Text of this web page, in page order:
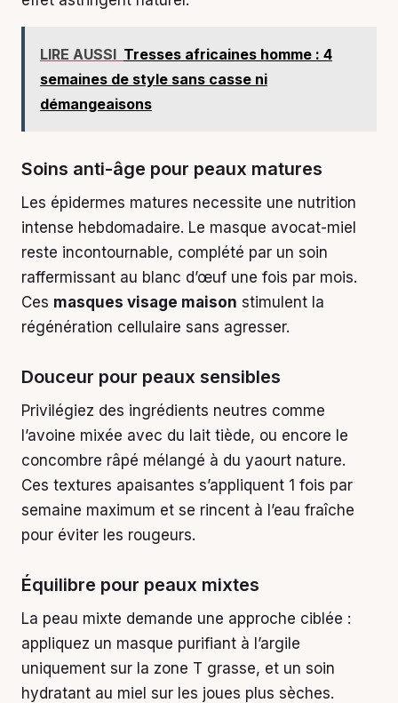
LIRE AUSSI Tresses africaines homme : 4
semaines de style sans casse ni
démangeaisons
Soins anti-âge pour peaux matures
Les épidermes matures necessite une nutrition
intense hebdomadaire. Le masque avocat-miel
reste incontournable, complété par un soin
raffermissant au blanc d’œuf une fois par mois.
Ces masques visage maison stimulent la
régénération cellulaire sans agresser.
Douceur pour peaux sensibles
Privilégiez des ingrédients neutres comme
l’avoine mixée avec du lait tiède, ou encore le
concombre râpé mélangé à du yaourt nature.
Ces textures apaisantes s’appliquent 1 fois par
semaine maximum et se rincent à l’eau fraîche
pour éviter les rougeurs.
Équilibre pour peaux mixtes
La peau mixte demande une approche ciblée :
appliquez un masque purifiant à l’argile
uniquement sur la zone T grasse, et un soin
hydratant au miel sur les joues plus sèches.